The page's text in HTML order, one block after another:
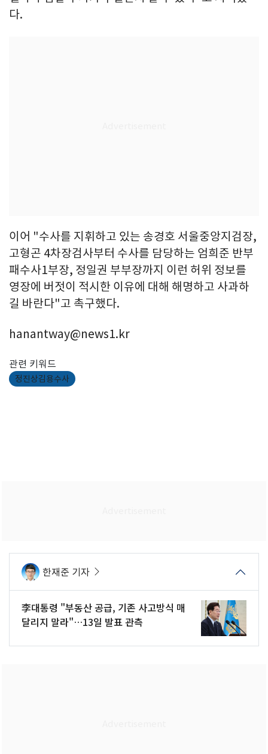
다.
이어 "수사를 지휘하고 있는 송경호 서울중앙지검장,
고형곤 4차장검사부터 수사를 담당하는 엄희준 반부
패수사1부장, 정일권 부부장까지 이런 허위 정보를
영장에 버젓이 적시한 이유에 대해 해명하고 사과하
길 바란다"고 촉구했다.
hanantway@news1.kr
관련 키워드
정진상김용수사
한재준 기자
李대통령 "부동산 공급, 기존 사고방식 매
달리지 말라"…13일 발표 관측